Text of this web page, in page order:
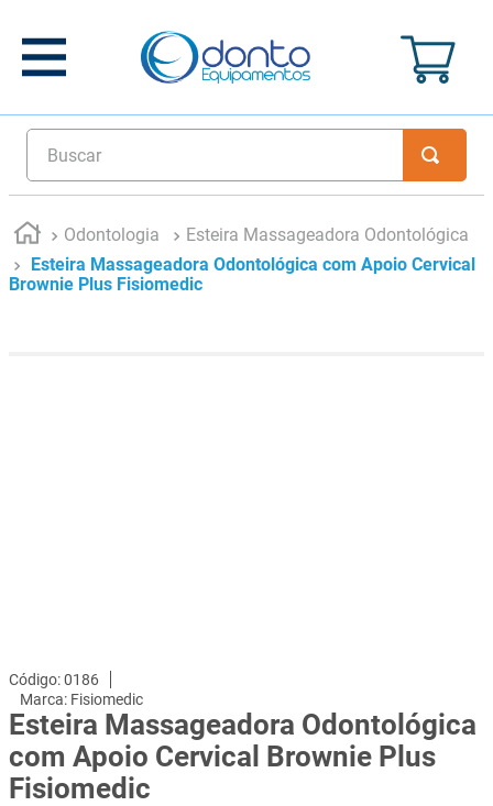
Buscar
Odontologia
Esteira Massageadora Odontológica
Esteira Massageadora Odontológica com Apoio Cervical
Brownie Plus Fisiomedic
0186
Fisiomedic
Esteira Massageadora Odontológica
com Apoio Cervical Brownie Plus
Fisiomedic